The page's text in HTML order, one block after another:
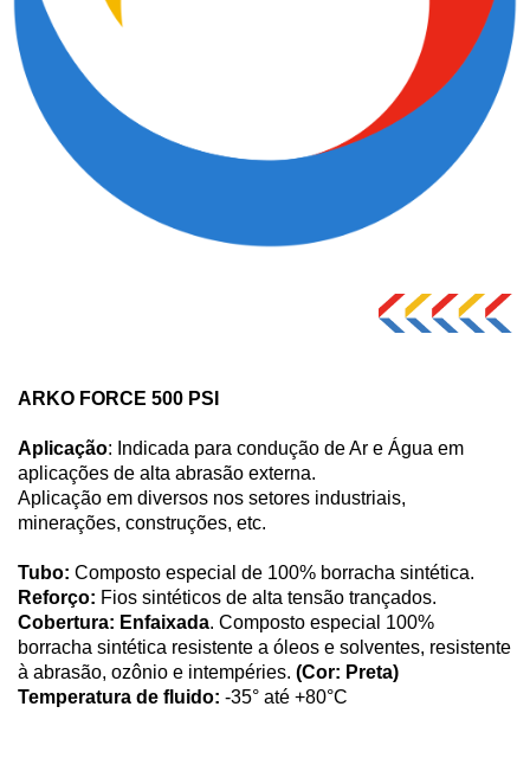
ARKO FORCE 500 PSI
Aplicação: Indicada para condução de Ar e Água em
aplicações de alta abrasão externa.
Aplicação em diversos nos setores industriais,
minerações, construções, etc.
Tubo: Composto especial de 100% borracha sintética.
Reforço: Fios sintéticos de alta tensão trançados.
Cobertura: Enfaixada. Composto especial 100%
borracha sintética resistente a óleos e solventes, resistente
à abrasão, ozônio e intempéries. (Cor: Preta)
Temperatura de fluido: -35° até +80°C